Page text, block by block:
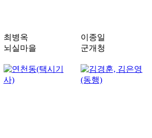
최병옥
뇌실마을
이종일
군개청